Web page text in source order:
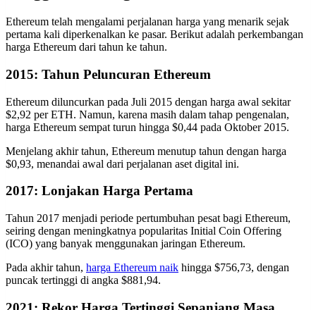
Ethereum telah mengalami perjalanan harga yang menarik sejak
pertama kali diperkenalkan ke pasar. Berikut adalah perkembangan
harga Ethereum dari tahun ke tahun.
2015: Tahun Peluncuran Ethereum
Ethereum diluncurkan pada Juli 2015 dengan harga awal sekitar
$2,92 per ETH. Namun, karena masih dalam tahap pengenalan,
harga Ethereum sempat turun hingga $0,44 pada Oktober 2015.
Menjelang akhir tahun, Ethereum menutup tahun dengan harga
$0,93, menandai awal dari perjalanan aset digital ini.
2017: Lonjakan Harga Pertama
Tahun 2017 menjadi periode pertumbuhan pesat bagi Ethereum,
seiring dengan meningkatnya popularitas Initial Coin Offering
(ICO) yang banyak menggunakan jaringan Ethereum.
Pada akhir tahun, harga Ethereum naik hingga $756,73, dengan
puncak tertinggi di angka $881,94.